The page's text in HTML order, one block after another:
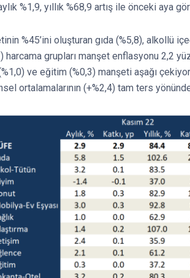
%1,9, yıllık %68,9 artış ile önceki aya
%45’ini oluşturan gıda (%5,8), alkollü
harcama grupları manşet enflasyonu 2,2
ve eğitim (%0,3) manşeti aşağı
ortalamalarının (+%2,4) tam ters